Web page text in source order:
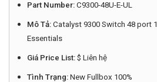
Part Number:C9300-48U-E-UL
Mô Tả:Catalyst 9300 Switch 48 port
Essentials
Giá Price List:$ Liên hệ
Tình Trạng:New Fullbox 100%